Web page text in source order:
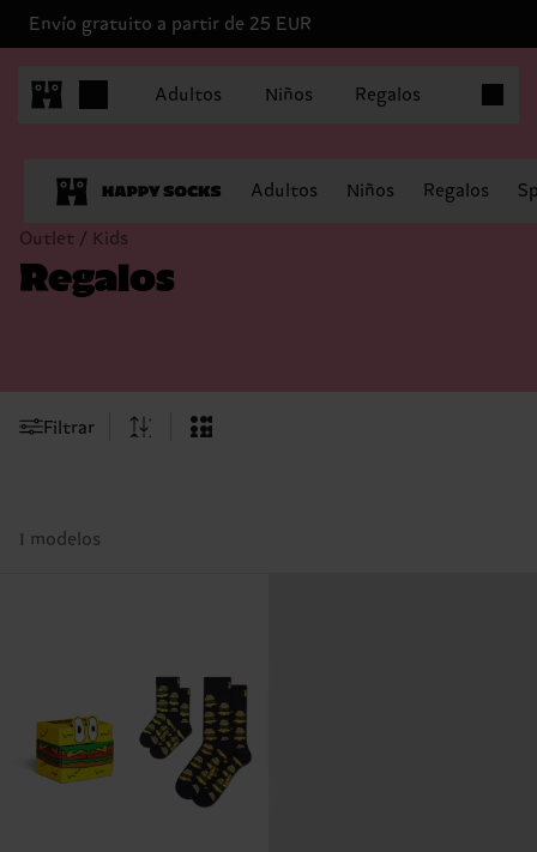
Envío gratuito a partir de 25 EUR
Adultos Niños Regalos
Adultos Niños Regalos
Outlet / Kids
Regalos
Filtrar
1 modelos